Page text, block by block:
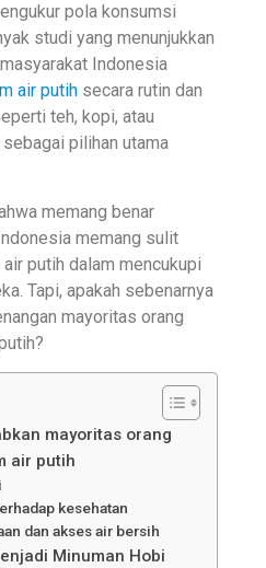
pola konsumsi
studi yang menunjukkan
Indonesia
air putih secara rutin dan
teh, kopi, atau
pilihan utama
memang benar
memang sulit
putih dalam mencukupi
Tapi, apakah sebenarnya
mayoritas orang
mayoritas orang
air putih
kesehatan
dan akses air bersih
Minuman Hobi